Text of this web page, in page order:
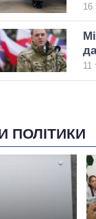
16
11
ПОЛІТИКИ